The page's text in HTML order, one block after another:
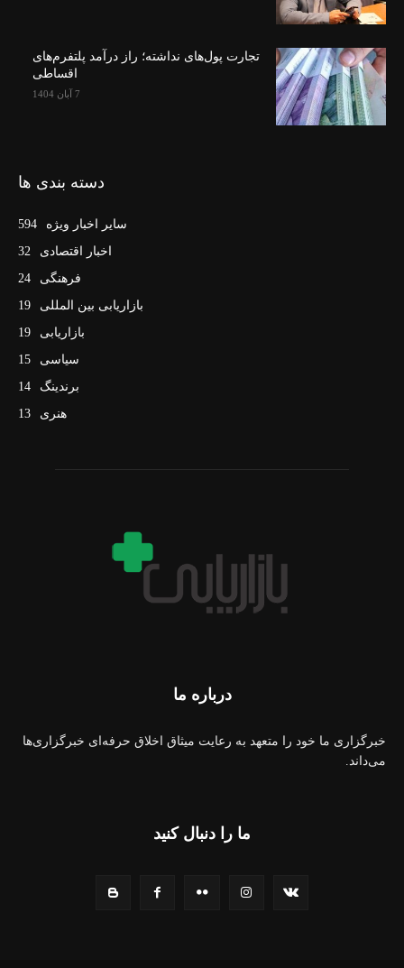
تجارت پول‌های نداشته؛ راز درآمد پلتفرم‌های
اقساطی
7 آبان 1404
دسته بندی ها
سایر اخبار ویژه
594
اخبار اقتصادی
32
فرهنگی
24
بازاریابی بین المللی
19
بازاریابی
19
سیاسی
15
برندینگ
14
هنری
13
درباره ما
خبرگزاری ما خود را متعهد به رعایت میثاق اخلاق حرفه‌ای خبرگزاری‌ها
می‌داند.
ما را دنبال کنید